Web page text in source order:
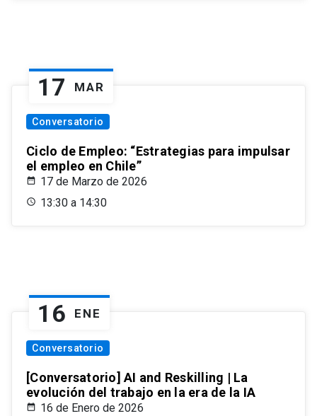
17 MAR
Conversatorio
Ciclo de Empleo: “Estrategias para impulsar
el empleo en Chile”
17 de Marzo de 2026
13:30 a 14:30
16 ENE
Conversatorio
[Conversatorio] AI and Reskilling | La
evolución del trabajo en la era de la IA
16 de Enero de 2026